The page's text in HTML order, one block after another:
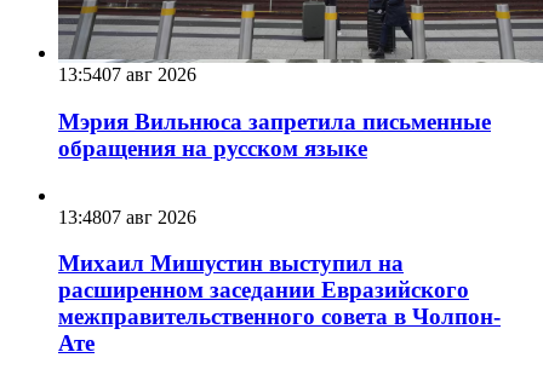
13:5407 авг 2026
Мэрия Вильнюса запретила письменные
обращения на русском языке
13:4807 авг 2026
Михаил Мишустин выступил на
расширенном заседании Евразийского
межправительственного совета в Чолпон-
Ате